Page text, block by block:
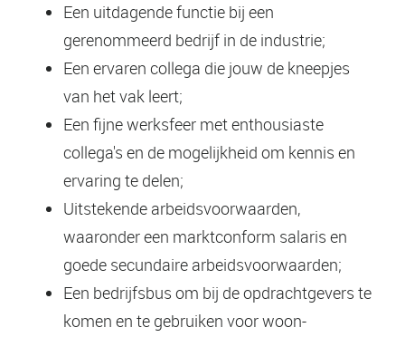
Een uitdagende functie bij een
gerenommeerd bedrijf in de industrie;
Een ervaren collega die jouw de kneepjes
van het vak leert;
Een fijne werksfeer met enthousiaste
collega's en de mogelijkheid om kennis en
ervaring te delen;
Uitstekende arbeidsvoorwaarden,
waaronder een marktconform salaris en
goede secundaire arbeidsvoorwaarden;
Een bedrijfsbus om bij de opdrachtgevers te
komen en te gebruiken voor woon-